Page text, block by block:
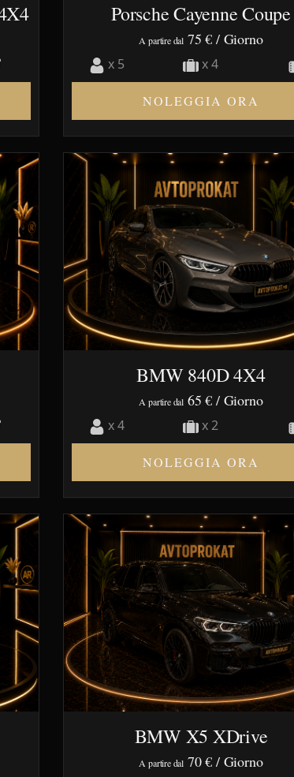
Porsche Cayenne Coupe
A partire dal 75 € / Giorno
x 5 x 4
NOLEGGIA ORA
BMW 840D 4X4
A partire dal 65 € / Giorno
x 4 x 2
NOLEGGIA ORA
BMW X5 XDrive
A partire dal 70 € / Giorno